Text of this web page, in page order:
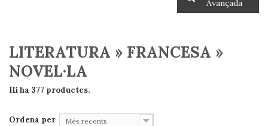
Avançada
LITERATURA » FRANCESA »
NOVEL·LA
Hi ha 377 productes.
Ordena per Més recents